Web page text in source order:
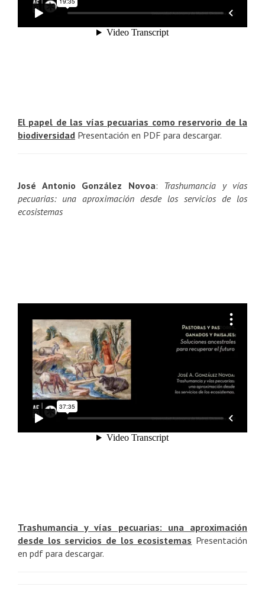
El papel de las vías pecuarias como reservorio de la
biodiversidad Presentación en PDF para descargar.
José Antonio González Novoa: Trashumancia y vías
pecuarias: una aproximación desde los servicios de los
ecosistemas
Trashumancia y vías pecuarias: una aproximación
desde los servicios de los ecosistemas Presentación
en pdf para descargar.